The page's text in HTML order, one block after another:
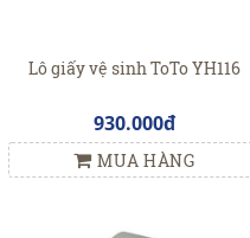
Lô giấy vệ sinh ToTo YH116
930.000đ
MUA HÀNG